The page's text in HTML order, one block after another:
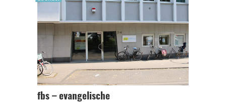
fbs – evangelische